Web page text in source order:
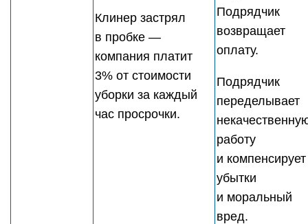
Клинер застрял
в пробке —
компания платит
3% от стоимости
уборки за каждый
час просрочки.
Подрядчик
возвращает
оплату.
Подрядчик
переделывает
работу
и компенсирует
убытки
и моральный
вред.